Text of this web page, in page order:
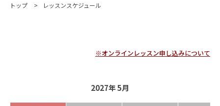
トップ レッスンスケジュール
※オンラインレッスン申し込みについて
2027年 5月